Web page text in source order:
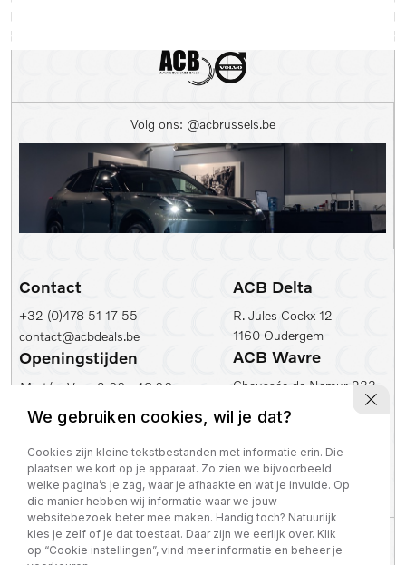
Volg ons: @acbrussels.be
Contact
+32 (0)478 51 17 55
contact@acbdeals.be
Openingstijden
Ma t/m Vr:
9.00 - 18.00
Zaterdag:
10.00 - 17.00
ACB Zaventem
Leuvensesteenweg 430
1930 Zaventem
ACB Delta
R. Jules Cockx 12
1160 Oudergem
ACB Wavre
Chaussée de Namur 233
ACB Leuven
Ambachtenlaan 2
3001 Leuven
Privacy policy
BTW nummer: BE 0821 129 645
We gebruiken cookies, wil je dat?
Cookies zijn kleine tekstbestanden met informatie erin. Die
plaatsen we kort op je apparaat. Zo zien we bijvoorbeeld
welke pagina’s je zag, waar je afhaakte en wat je invulde. Op
die manier hebben wij informatie waar we jouw
websitebezoek beter mee maken. Handig toch? Natuurlijk
kies je zelf of je dat toestaat. Daar zijn we eerlijk over. Klik
op “Cookie instellingen”, vind meer informatie en beheer je